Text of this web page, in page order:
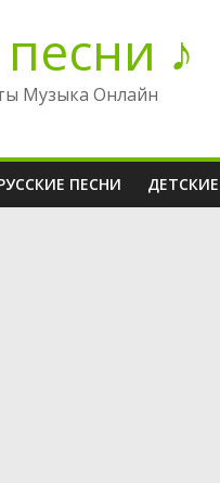
♪
Музыка Онлайн
ПЕСНИ